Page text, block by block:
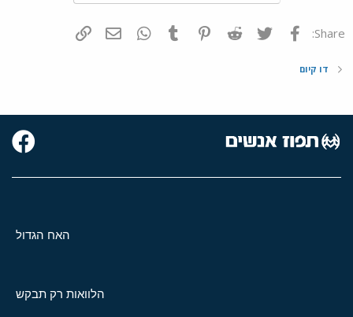
Share: פייסבוק Twitter
Reddit
Pinterest
Tumblr
WhatsAppדואר אלקטרוני
דו קיום
האח הגדול
הלוואות רק תבקש